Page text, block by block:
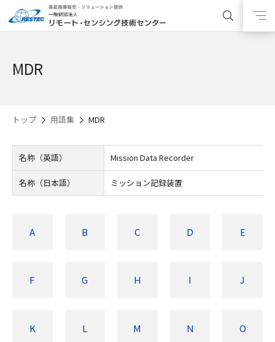
MDR
トップ 用語集 MDR
名称（英語） Mission Data Recorder
名称（日本語） ミッション記録装置
A B C D E
F G H I J
K L M N O